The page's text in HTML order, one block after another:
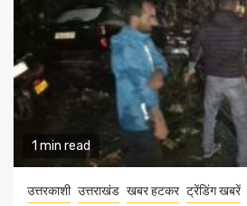
1 min read
उत्तरकाशी उत्तराखंड खबर हटकर ट्रेंडिंग खबरें